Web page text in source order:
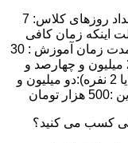
مدت زمان و شهریه دوره آموزش ماساژ :تعداد روزهای کلاس: 7
نهایتا (به علت اینکه زمان کافی
برای تمرین و مرور همه وجود داشته باشد) مدت زمان آموزش : 30
ساعت شهریه کلاس گروهی (1 تا 8 نفره) :2 میلیون و چهارصد و
پنجاه هزار تومان شهریه کلاس خصوصی (1 یا 2 نفره):دو میلیون و
کسب می کنید؟